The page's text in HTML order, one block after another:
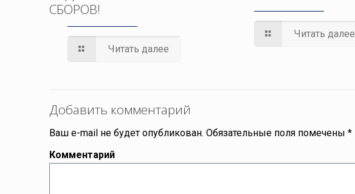
СБОРОВ!
Читать далее
Читать далее
Добавить комментарий
Ваш e-mail не будет опубликован. Обязательные поля помечены*
Комментарий